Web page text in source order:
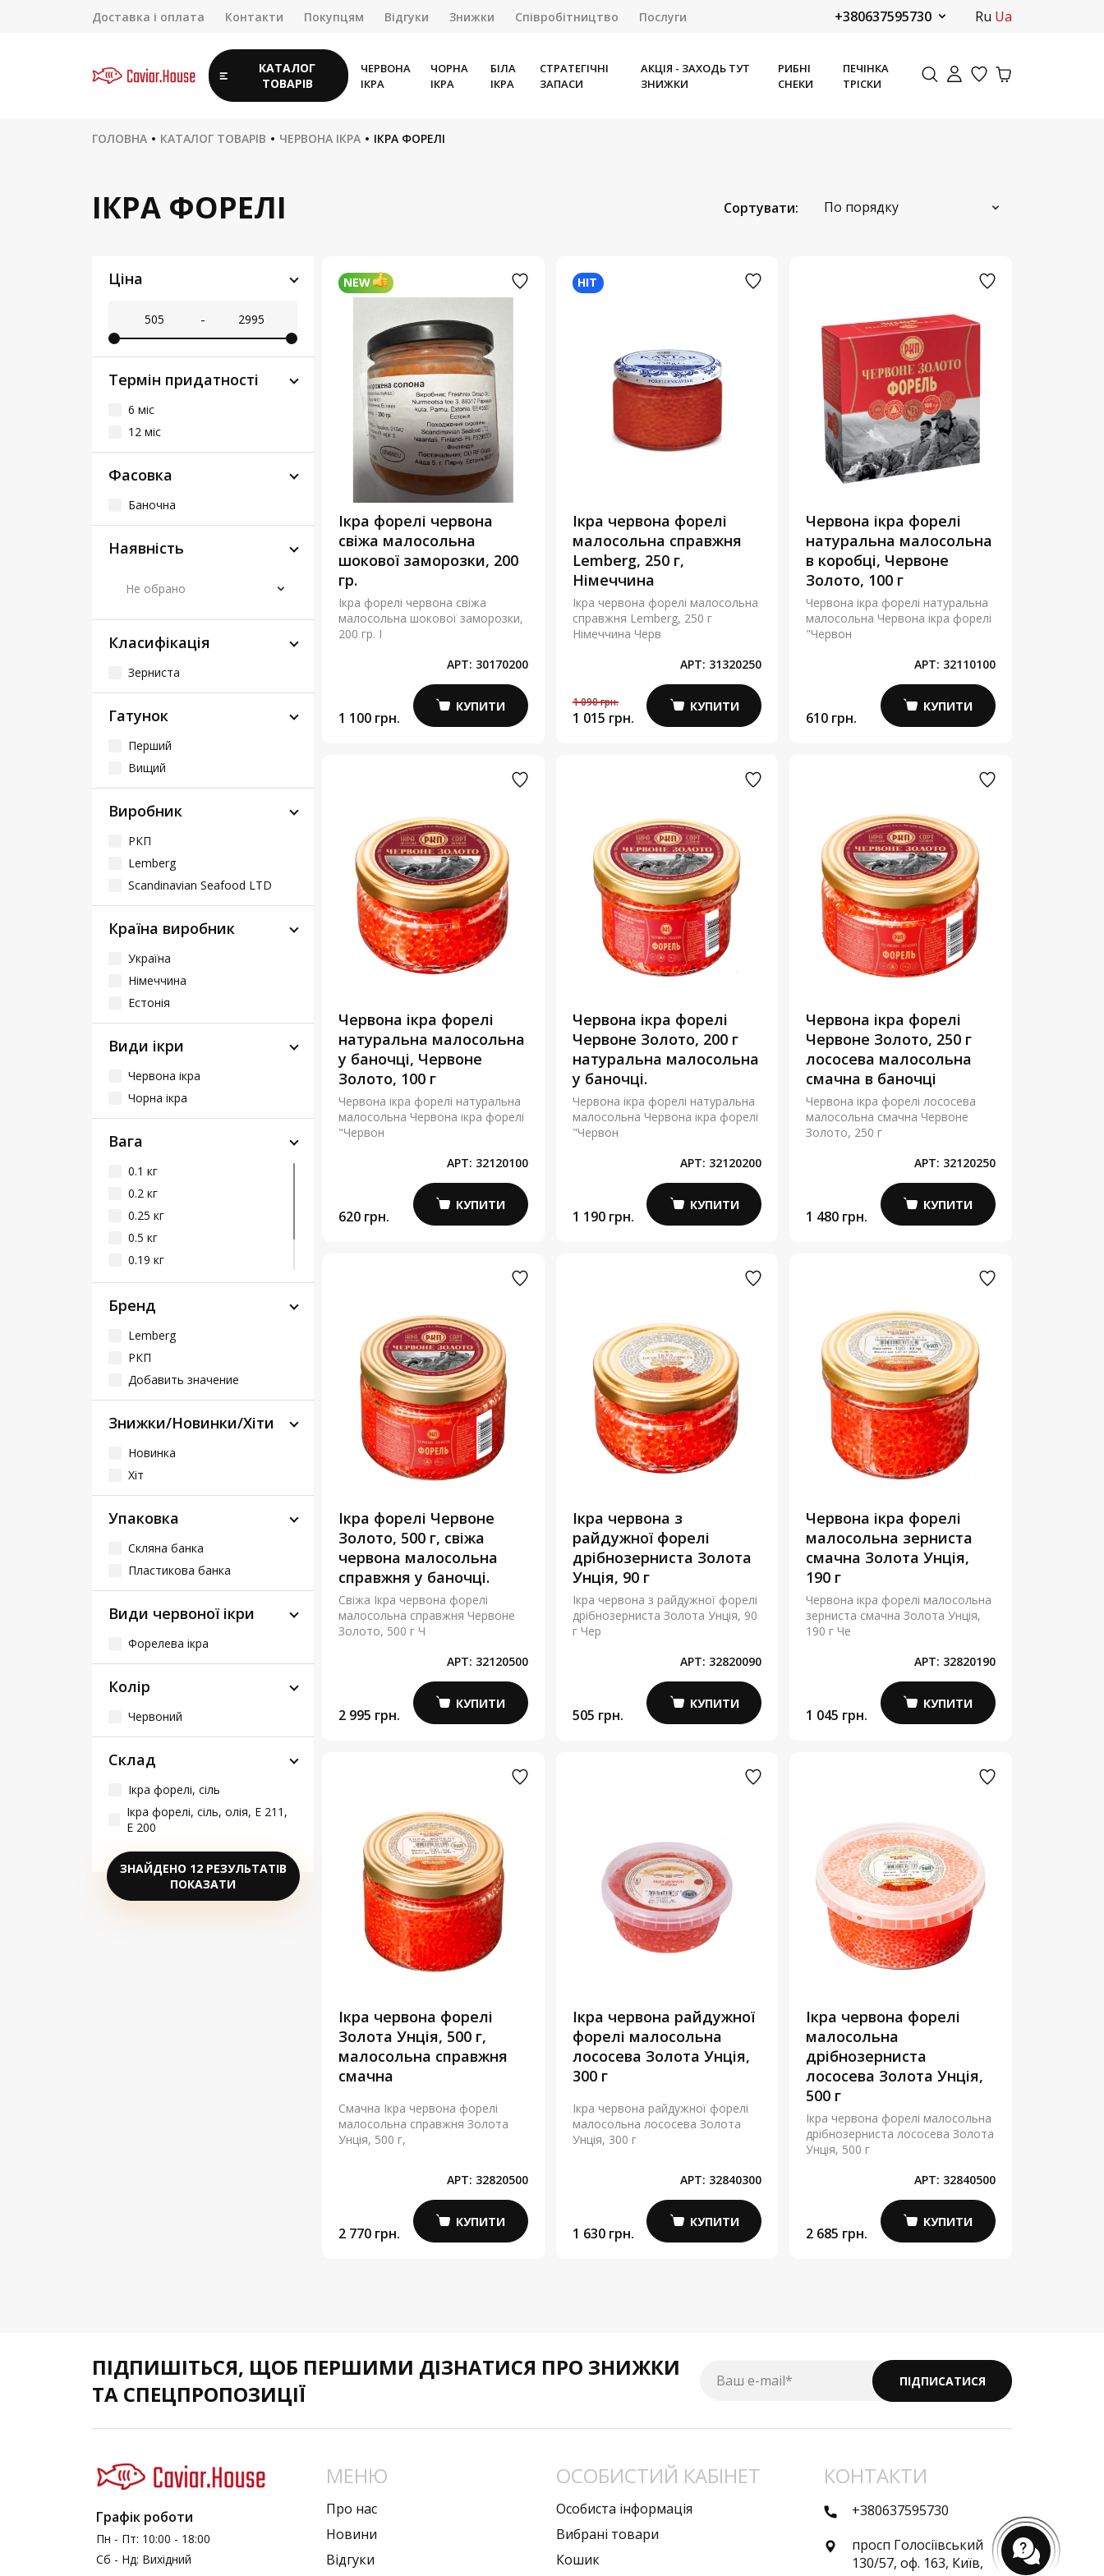
Доставка і оплата Контакти Покупцям Відгуки Знижки Співробітництво Послуги +380637595730 ru ua
КАТАЛОГ
ТОВАРІВ
ЧЕРВОНА
ІКРА
ЧОРНА
ІКРА
БІЛА
ІКРА
СТРАТЕГІЧНІ
ЗАПАСИ
АКЦІЯ - ЗАХОДЬ ТУТ
ЗНИЖКИ
РИБНІ
СНЕКИ
ПЕЧІНКА
ТРІСКИ
ГОЛОВНА КАТАЛОГ ТОВАРІВ ЧЕРВОНА ІКРА ІКРА ФОРЕЛІ
ІКРА ФОРЕЛІ Сортувати: По порядку
Ціна
-
Термін придатності
6 міс
12 міс
Фасовка
Баночна
Наявність
Не обрано
Класифікація
Зерниста
Гатунок
Перший
Вищий
Виробник
РКП
Lemberg
Scandinavian Seafood LTD
Країна виробник
Україна
Німеччина
Естонія
Види ікри
Червона ікра
Чорна ікра
Вага
0.1 кг
0.2 кг
0.25 кг
0.5 кг
0.19 кг
0.09 кг
0.3 кг
Бренд
Lemberg
РКП
Добавить значение
Знижки/Новинки/Хіти
Новинка
Хіт
Упаковка
Скляна банка
Пластикова банка
Види червоної ікри
Форелева ікра
Колір
Червоний
Склад
Ікра форелі, сіль
Ікра форелі, сіль, олія, Е 211,
Е 200
ЗНАЙДЕНО 12 РЕЗУЛЬТАТІВ
ПОКАЗАТИ
NEW
Ікра форелі червона
свіжа малосольна
шокової заморозки, 200
гр.
Ікра форелі червона свіжа
малосольна шокової заморозки,
200 гр. І
АРТ: 30170200
1 100 грн.
КУПИТИ
HIT
Ікра червона форелі
малосольна справжня
Lemberg, 250 г,
Німеччина
Ікра червона форелі малосольна
справжня Lemberg, 250 г
Німеччина Черв
АРТ: 31320250
1 090 грн.
1 015 грн.
КУПИТИ
Червона ікра форелі
натуральна малосольна
в коробці, Червоне
Золото, 100 г
Червона ікра форелі натуральна
малосольна Червона ікра форелі
"Червон
АРТ: 32110100
610 грн.
КУПИТИ
Червона ікра форелі
натуральна малосольна
у баночці, Червоне
Золото, 100 г
Червона ікра форелі натуральна
малосольна Червона ікра форелі
"Червон
АРТ: 32120100
620 грн.
КУПИТИ
Червона ікра форелі
Червоне Золото, 200 г
натуральна малосольна
у баночці.
Червона ікра форелі натуральна
малосольна Червона ікра форелі
"Червон
АРТ: 32120200
1 190 грн.
КУПИТИ
Червона ікра форелі
Червоне Золото, 250 г
лососева малосольна
смачна в баночці
Червона ікра форелі лососева
малосольна смачна Червоне
Золото, 250 г
АРТ: 32120250
1 480 грн.
КУПИТИ
Ікра форелі Червоне
Золото, 500 г, свіжа
червона малосольна
справжня у баночці.
Свіжа Ікра червона форелі
малосольна справжня Червоне
Золото, 500 г Ч
АРТ: 32120500
2 995 грн.
КУПИТИ
Ікра червона з
райдужної форелі
дрібнозерниста Золота
Унція, 90 г
Ікра червона з райдужної форелі
дрібнозерниста Золота Унція, 90
г Чер
АРТ: 32820090
505 грн.
КУПИТИ
Червона ікра форелі
малосольна зерниста
смачна Золота Унція,
190 г
Червона ікра форелі малосольна
зерниста смачна Золота Унція,
190 г Че
АРТ: 32820190
1 045 грн.
КУПИТИ
Ікра червона форелі
Золота Унція, 500 г,
малосольна справжня
смачна
Смачна Ікра червона форелі
малосольна справжня Золота
Унція, 500 г,
АРТ: 32820500
2 770 грн.
КУПИТИ
Ікра червона райдужної
форелі малосольна
лососева Золота Унція,
300 г
Ікра червона райдужної форелі
малосольна лососева Золота
Унція, 300 г
АРТ: 32840300
1 630 грн.
КУПИТИ
Ікра червона форелі
малосольна
дрібнозерниста
лососева Золота Унція,
500 г
Ікра червона форелі малосольна
дрібнозерниста лососева Золота
Унція, 500 г
АРТ: 32840500
2 685 грн.
КУПИТИ
ПІДПИШІТЬСЯ, ЩОБ ПЕРШИМИ ДІЗНАТИСЯ ПРО ЗНИЖКИ
ТА СПЕЦПРОПОЗИЦІЇ
Ваш e-mail* ПІДПИСАТИСЯ
Графік роботи
Пн - Пт: 10:00 - 18:00
Сб - Нд: Вихідний
МЕНЮ
Про нас
Новини
Вiдгуки
ОСОБИСТИЙ КАБІНЕТ
Особиста інформація
Вибрані товари
Кошик
КОНТАКТИ
+380637595730
просп Голосіївський
130/57, оф. 163, Київ,